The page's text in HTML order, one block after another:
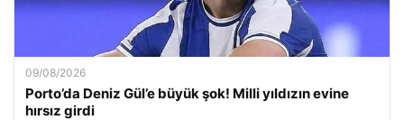
09/08/2026
Porto’da Deniz Gül’e büyük şok! Milli yıldızın evine
hırsız girdi